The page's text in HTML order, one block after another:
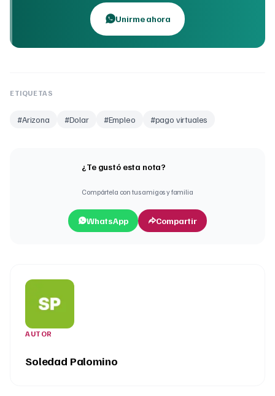
Unirme ahora
ETIQUETAS
#Arizona #Dolar #Empleo #pago virtuales
¿Te gustó esta nota?
Compártela con tus amigos y familia
WhatsApp Compartir
AUTOR
Soledad Palomino